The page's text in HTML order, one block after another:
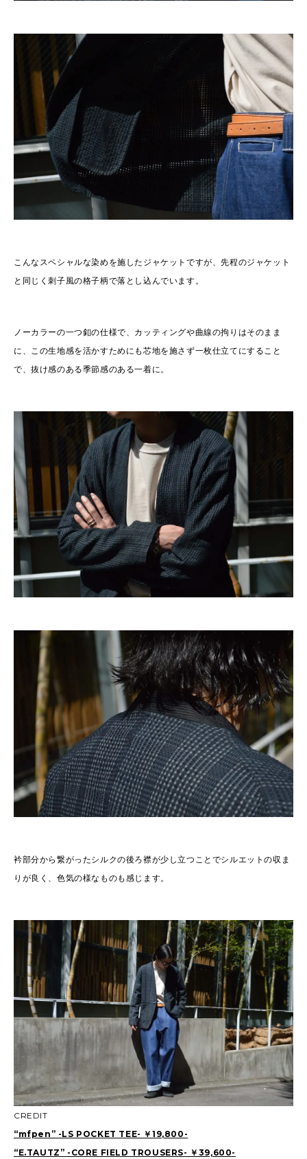
こんなスペシャルな染めを施したジャケットですが、先程のジャケット
と同じく刺子風の格子柄で落とし込んでいます。
ノーカラーの一つ釦の仕様で、カッティングや曲線の拘りはそのまま
に、この生地感を活かすためにも芯地を施さず一枚仕立てにすること
で、抜け感のある季節感のある一着に。
衿部分から繋がったシルクの後ろ襟が少し立つことでシルエットの収ま
りが良く、色気の様なものも感じます。
CREDIT
“mfpen” -LS POCKET TEE- ￥19,800-
“E.TAUTZ” -CORE FIELD TROUSERS- ￥39,600-